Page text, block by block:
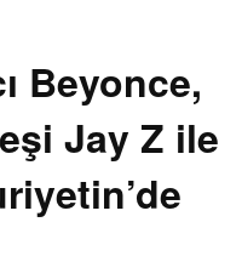
Beyonce,
Jay Z ile